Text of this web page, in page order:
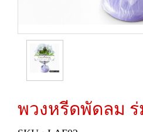
พวงหรีดพัดลม